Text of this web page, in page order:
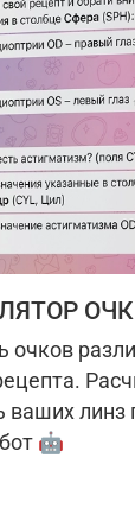
очков
ваших
🤖